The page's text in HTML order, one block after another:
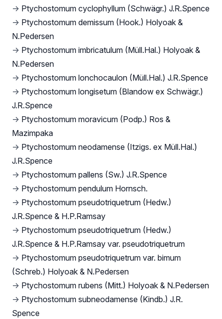
→ Ptychostomum cyclophyllum (Schwägr.) J.R.Spence
→ Ptychostomum demissum (Hook.) Holyoak &
N.Pedersen
→ Ptychostomum imbricatulum (Müll.Hal.) Holyoak &
N.Pedersen
→ Ptychostomum lonchocaulon (Müll.Hal.) J.R.Spence
→ Ptychostomum longisetum (Blandow ex Schwägr.)
J.R.Spence
→ Ptychostomum moravicum (Podp.) Ros &
Mazimpaka
→ Ptychostomum neodamense (Itzigs. ex Müll.Hal.)
J.R.Spence
→ Ptychostomum pallens (Sw.) J.R.Spence
→ Ptychostomum pendulum Hornsch.
→ Ptychostomum pseudotriquetrum (Hedw.)
J.R.Spence & H.P.Ramsay
→ Ptychostomum pseudotriquetrum (Hedw.)
J.R.Spence & H.P.Ramsay var. pseudotriquetrum
→ Ptychostomum pseudotriquetrum var. bimum
(Schreb.) Holyoak & N.Pedersen
→ Ptychostomum rubens (Mitt.) Holyoak & N.Pedersen
→ Ptychostomum subneodamense (Kindb.) J.R.
Spence